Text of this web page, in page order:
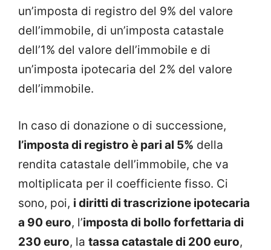
un’imposta di registro del 9% del valore
dell’immobile, di un’imposta catastale
dell’1% del valore dell’immobile e di
un’imposta ipotecaria del 2% del valore
dell’immobile.
In caso di donazione o di successione,
l’imposta di registro è pari al 5% della
rendita catastale dell’immobile, che va
moltiplicata per il coefficiente fisso. Ci
sono, poi, i diritti di trascrizione ipotecaria
a 90 euro, l’imposta di bollo forfettaria di
230 euro, la tassa catastale di 200 euro,